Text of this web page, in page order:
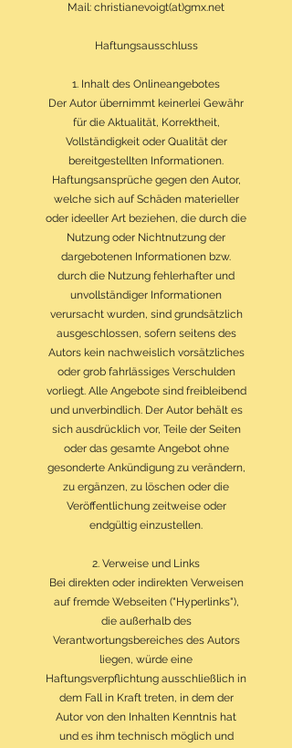
Mail: christianevoigt(at)gmx.net
Haftungsausschluss
1. Inhalt des Onlineangebotes
Der Autor übernimmt keinerlei Gewähr
für die Aktualität, Korrektheit,
Vollständigkeit oder Qualität der
bereitgestellten Informationen.
Haftungsansprüche gegen den Autor,
welche sich auf Schäden materieller
oder ideeller Art beziehen, die durch die
Nutzung oder Nichtnutzung der
dargebotenen Informationen bzw.
durch die Nutzung fehlerhafter und
unvollständiger Informationen
verursacht wurden, sind grundsätzlich
ausgeschlossen, sofern seitens des
Autors kein nachweislich vorsätzliches
oder grob fahrlässiges Verschulden
vorliegt. Alle Angebote sind freibleibend
und unverbindlich. Der Autor behält es
sich ausdrücklich vor, Teile der Seiten
oder das gesamte Angebot ohne
gesonderte Ankündigung zu verändern,
zu ergänzen, zu löschen oder die
Veröffentlichung zeitweise oder
endgültig einzustellen.
2. Verweise und Links
Bei direkten oder indirekten Verweisen
auf fremde Webseiten ("Hyperlinks"),
die außerhalb des
Verantwortungsbereiches des Autors
liegen, würde eine
Haftungsverpflichtung ausschließlich in
dem Fall in Kraft treten, in dem der
Autor von den Inhalten Kenntnis hat
und es ihm technisch möglich und